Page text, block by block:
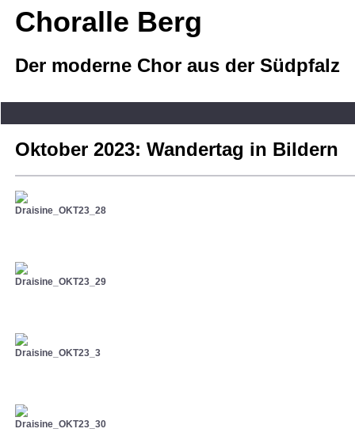
Choralle Berg
Der moderne Chor aus der Südpfalz
Oktober 2023: Wandertag in Bildern